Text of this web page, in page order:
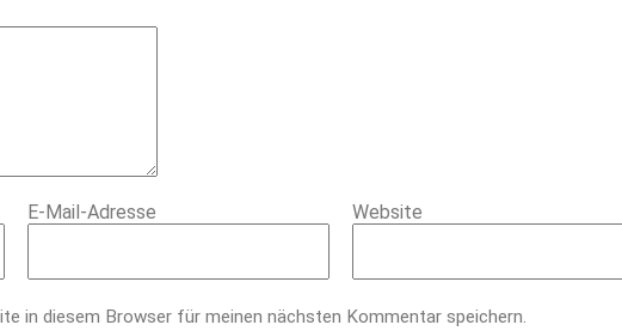
E-Mail-Adresse Website
in diesem Browser für meinen nächsten Kommentar speichern.